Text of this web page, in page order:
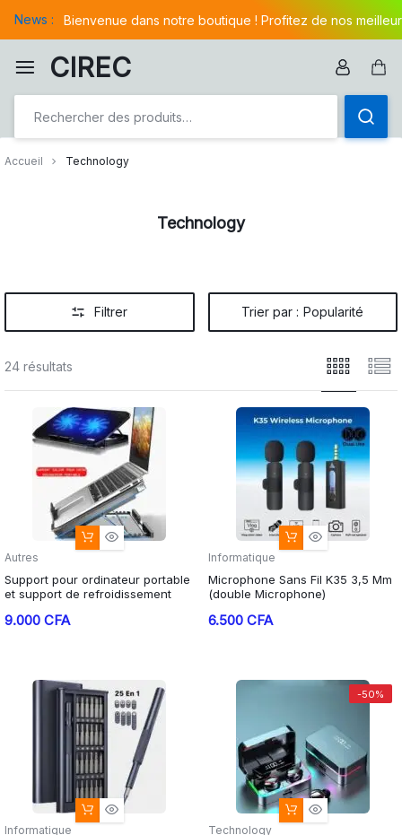
Aller
contenu
News : Bienvenue dans notre boutique ! Profitez de nos
CIREC
Accueil Technology
Technology
Filtrer Trier par : Popularité
24 résultats
Autres
Support pour ordinateur portable
et support de refroidissement
9.000 CFA
Informatique
Microphone Sans Fil K35 3,5 Mm
(double Microphone)
6.500 CFA
Informatique
-50%
Technology